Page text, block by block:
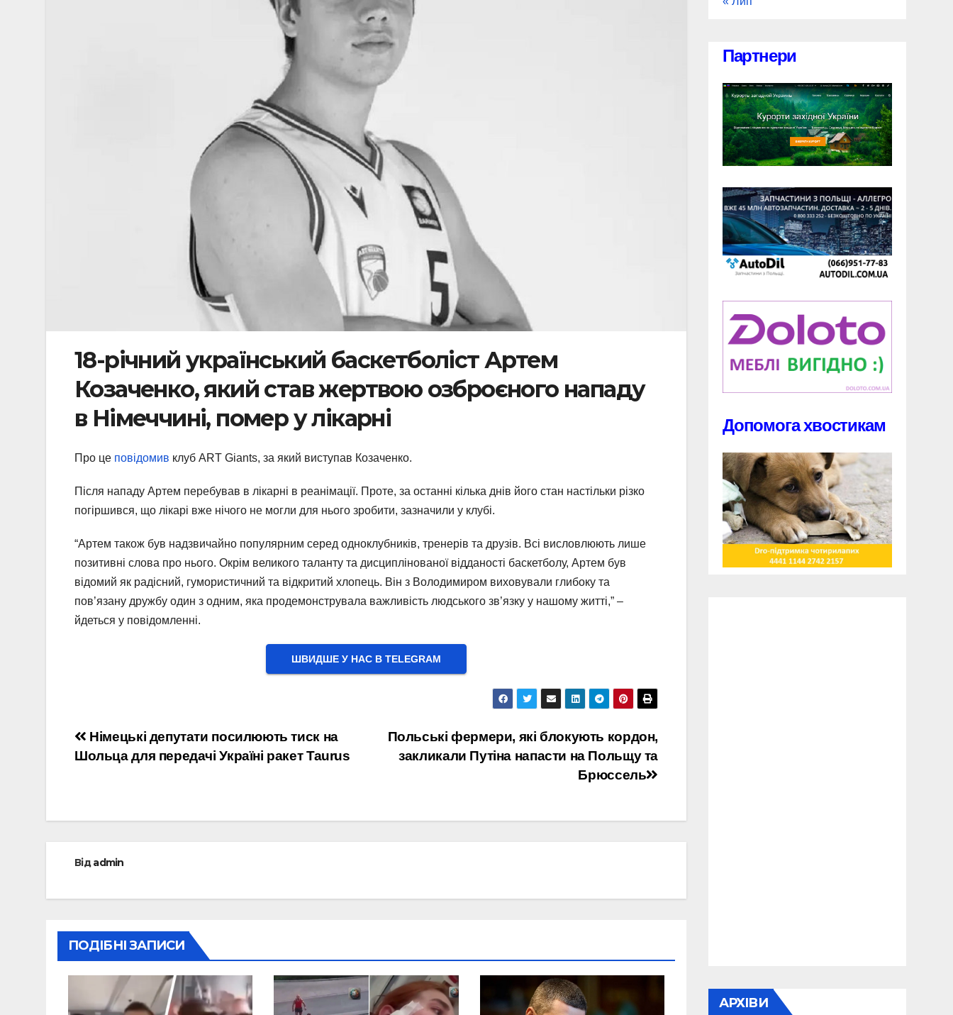
18-річний український баскетболіст Артем
Козаченко, який став жертвою озброєного нападу
в Німеччині, помер у лікарні
Про це повідомив клуб ART Giants, за який виступав Козаченко.
Після нападу Артем перебував в лікарні в реанімації. Проте, за останні кілька днів його стан настільки різко
погіршився, що лікарі вже нічого не могли для нього зробити, зазначили у клубі.
“Артем також був надзвичайно популярним серед одноклубників, тренерів та друзів. Всі висловлюють лише
позитивні слова про нього. Окрім великого таланту та дисциплінованої відданості баскетболу, Артем був
відомий як радісний, гумористичний та відкритий хлопець. Він з Володимиром виховували глибоку та
пов’язану дружбу один з одним, яка продемонструвала важливість людського зв’язку у нашому житті,” –
йдеться у повідомленні.
ШВИДШЕ У НАС В ТELEGRAM
Навігація
записів
Польські фермери, які блокують кордон,
закликали Путіна напасти на Польщу та
Брюссель
Німецькі депутати посилюють тиск на
Шольца для передачі Україні ракет Taurus
Відadmin
ПОДІБНІ ЗАПИСИ
Партнери
Допомога хвостикам
АРХІВИ